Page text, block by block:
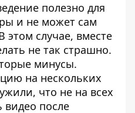
полезно для
и не может сам
случае, вместе
не так страшно.
минусы.
на нескольких
что не на всех
после